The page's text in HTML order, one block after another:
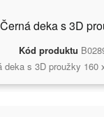
Černá deka s 3D
Kód produktu
deka s 3D proužky 160